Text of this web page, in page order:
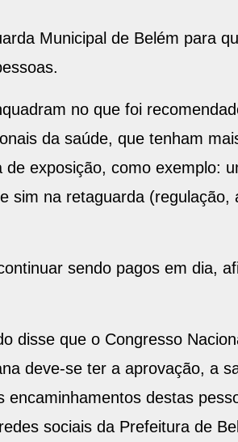
Municipal de Belém para
no que foi
da saúde, que tenham
exposição, como exemplo:
sim na retaguarda (regulação,
sendo pagos em dia,
disse que o Congresso
deve-se ter a aprovação, a
destas
sociais da Prefeitura de